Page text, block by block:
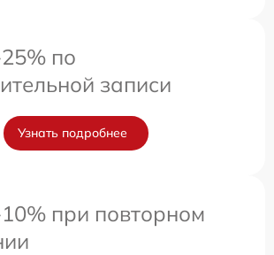
по
записи
Узнать подробнее
при повторном